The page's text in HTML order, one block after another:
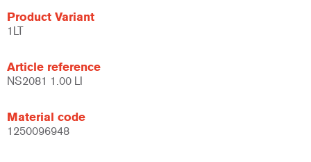
Product Variant
1LT
Article reference
NS2081 1.00 LI
Material code
1250096948